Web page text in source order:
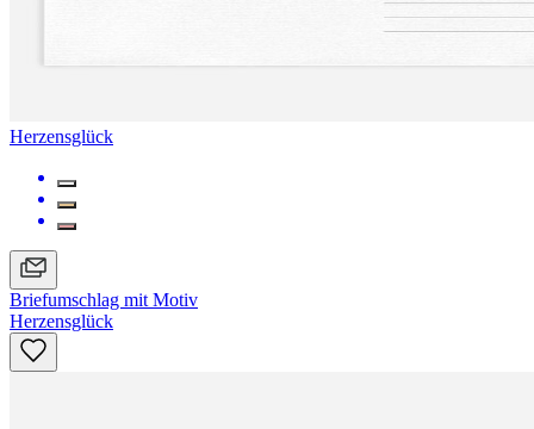
Herzensglück
Briefumschlag mit Motiv
Herzensglück